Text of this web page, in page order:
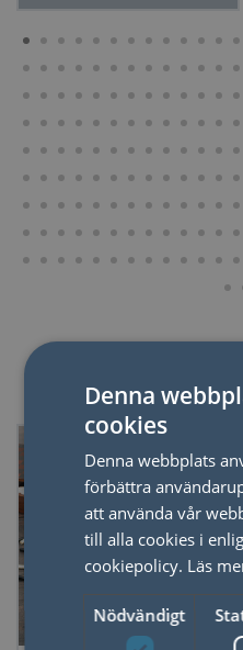
Denna
cookies
Denna webbplats
förbättra
att använda vår
till alla cookies i
cookiepolicy. Läs
Nödvändigt